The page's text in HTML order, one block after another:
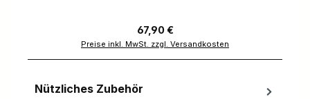
Regulärer Preis:
67,90 €
Preise inkl. MwSt. zzgl. Versandkosten
Nützliches Zubehör